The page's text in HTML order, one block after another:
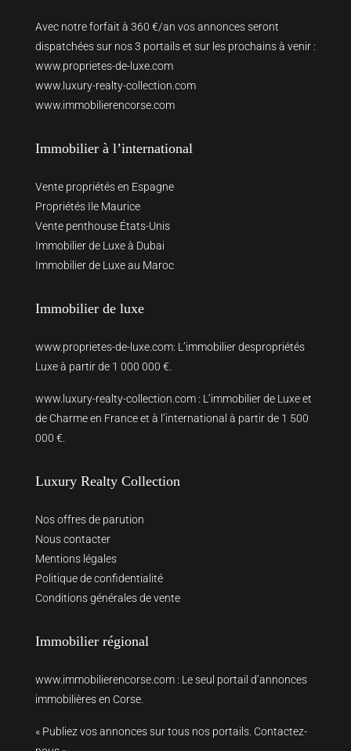
Avec notre forfait à 360 €/an vos annonces seront
dispatchées sur nos 3 portails et sur les prochains à venir :
www.proprietes-de-luxe.com
www.luxury-realty-collection.com
www.immobilierencorse.com
Immobilier à l’international
Vente propriétés en Espagne
Propriétés Ile Maurice
Vente penthouse États-Unis
Immobilier de Luxe à Dubai
Immobilier de Luxe au Maroc
Immobilier de luxe
www.proprietes-de-luxe.com: L’immobilier despropriétés
Luxe à partir de 1 000 000 €.
www.luxury-realty-collection.com : L’immobilier de Luxe et
de Charme en France et à l’international à partir de 1 500
000 €.
Luxury Realty Collection
Nos offres de parution
Nous contacter
Mentions légales
Politique de confidentialité
Conditions générales de vente
Immobilier régional
www.immobilierencorse.com : Le seul portail d’annonces
immobilières en Corse.
« Publiez vos annonces sur tous nos portails. Contactez-